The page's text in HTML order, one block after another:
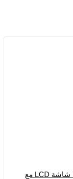
Monitor 222B9T شاشة LCD مع